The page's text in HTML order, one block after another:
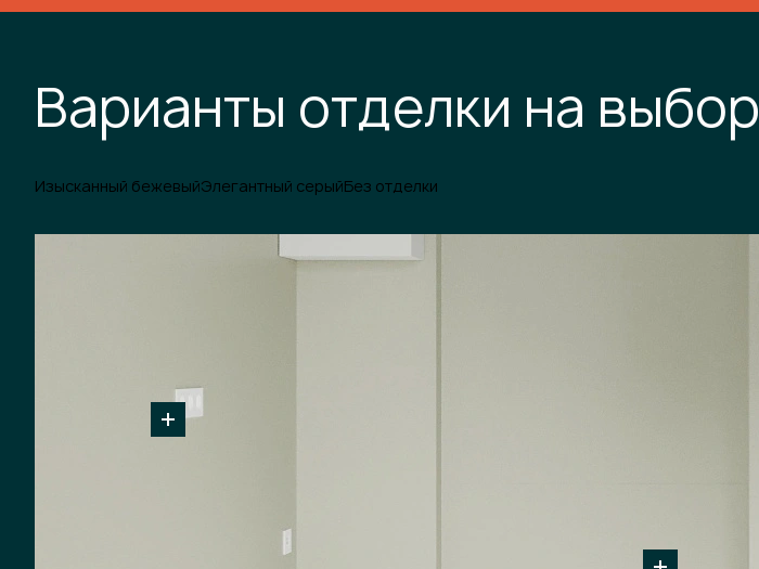
Варианты отделки на выбор
Изысканный бежевыйЭлегантный серыйБез отделки